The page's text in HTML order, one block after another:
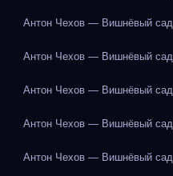
Антон Чехов — Вишнёвый сад
Антон Чехов — Вишнёвый сад
Антон Чехов — Вишнёвый сад
Антон Чехов — Вишнёвый сад
Антон Чехов — Вишнёвый сад